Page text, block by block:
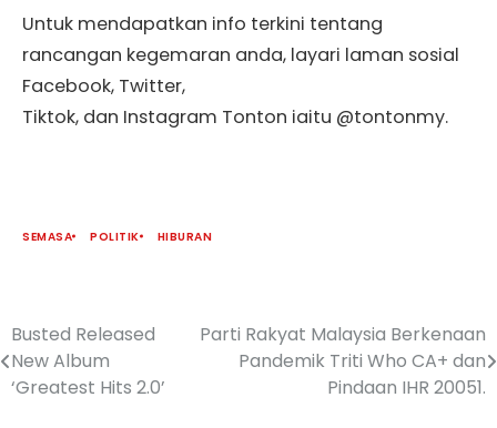
Untuk mendapatkan info terkini tentang
rancangan kegemaran anda, layari laman sosial
Facebook, Twitter,
Tiktok, dan Instagram Tonton iaitu @tontonmy.
SEMASA POLITIK HIBURAN
Busted Released
New Album
‘Greatest Hits 2.0’
Parti Rakyat Malaysia Berkenaan
Pandemik Triti Who CA+ dan
Pindaan IHR 20051.